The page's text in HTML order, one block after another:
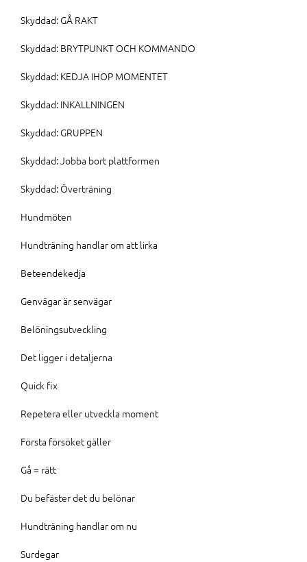
Skyddad: GÅ RAKT
Skyddad: BRYTPUNKT OCH KOMMANDO
Skyddad: KEDJA IHOP MOMENTET
Skyddad: INKALLNINGEN
Skyddad: GRUPPEN
Skyddad: Jobba bort plattformen
Skyddad: Överträning
Hundmöten
Hundträning handlar om att lirka
Beteendekedja
Genvägar är senvägar
Belöningsutveckling
Det ligger i detaljerna
Quick fix
Repetera eller utveckla moment
Första försöket gäller
Gå = rätt
Du befäster det du belönar
Hundträning handlar om nu
Surdegar